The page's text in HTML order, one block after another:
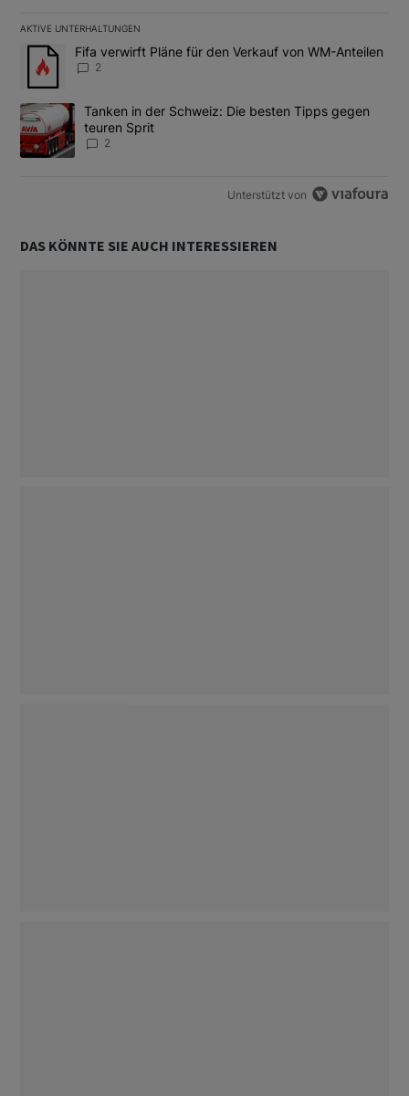
AKTIVE UNTERHALTUNGEN
Das Folgende ist eine Liste der am meisten kommentierten
Ein Trendartikel mit dem Titel "Fifa verwirft Pläne für den
Fifa verwirft Pläne für den Verkauf von WM-Anteilen
2
Ein Trendartikel mit dem Titel "Tanken in der Schweiz: Die
Tanken in der Schweiz: Die besten Tipps gegen
teuren Sprit
2
Unterstützt von
DAS KÖNNTE SIE AUCH INTERESSIEREN